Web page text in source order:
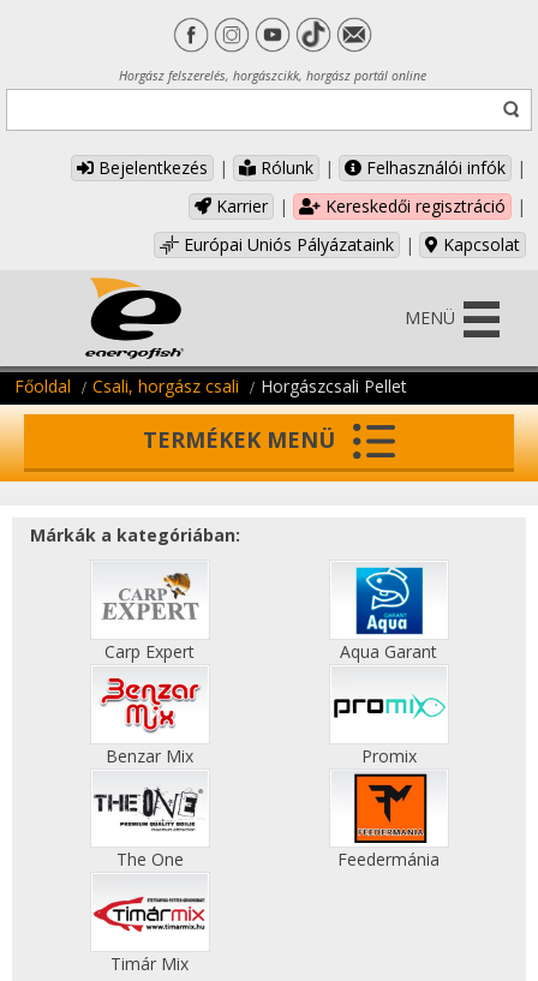
Horgász felszerelés, horgászcikk, horgász portál online
Bejelentkezés | Rólunk | Felhasználói infók
|
Karrier
| Kereskedői regisztráció
|
Európai Uniós Pályázataink
| Kapcsolat
MENÜ
Főoldal Csali, horgász csali Horgászcsali Pellet
TERMÉKEK MENÜ
Márkák a kategóriában:
Carp Expert Aqua Garant
Benzar Mix Promix
The One Feedermánia
Timár Mix